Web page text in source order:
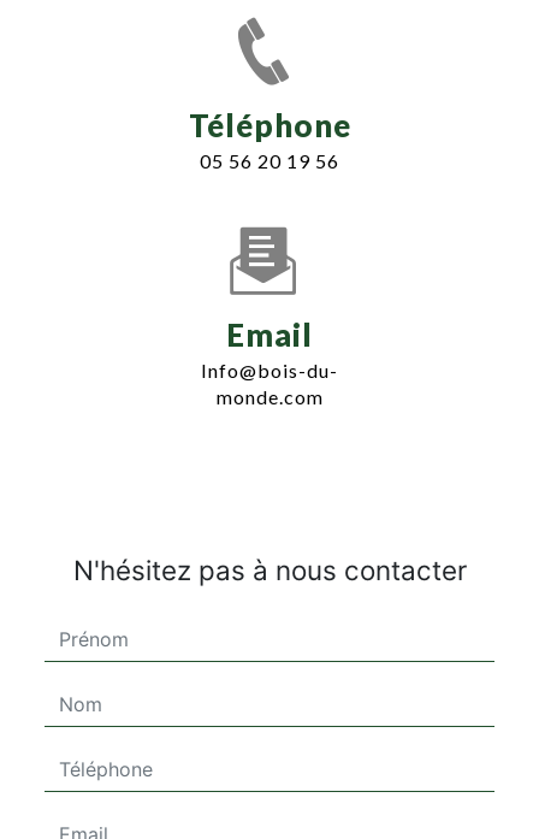
Téléphone
05 56 20 19 56
Email
info@bois-du-
monde.com
N'hésitez pas à nous contacter